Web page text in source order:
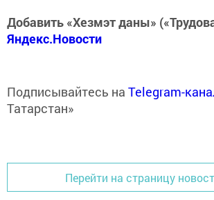
Добавить «Хезмэт даны»
Яндекс.Новости
Подписывайтесь на Telegram-
Татарстан»
Перейти на страницу